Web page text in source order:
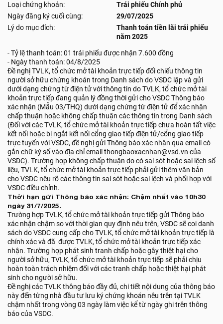
Loại chứng khoán:
Trái phiếu Chính phủ
Ngày đăng ký cuối cùng:
29/07/2025
Lý do mục đích:
Thanh toán tiền lãi trái phiếu
năm 2025
- Tỷ lệ thanh toán: 01 trái phiếu được nhận 7.600 đồng
- Ngày thanh toán: 04/8/2025
Đề nghị TVLK, tổ chức mở tài khoản trực tiếp đối chiếu thông tin
người sở hữu chứng khoán trong Danh sách do VSDC lập và gửi
dưới dạng chứng từ điện tử với thông tin do TVLK, tổ chức mở tài
khoản trực tiếp đang quản lý đồng thời gửi cho VSDC Thông báo
xác nhận (Mẫu 03/THQ) dưới dạng chứng từ điện tử để xác nhận
chấp thuận hoặc không chấp thuận các thông tin trong Danh sách
(Đối với các TVLK, tổ chức mở tài khoản trực tiếp chưa hoàn tất việc
kết nối hoặc bị ngắt kết nối cổng giao tiếp điện tử/cổng giao tiếp
trực tuyến với VSDC, đề nghị gửi Thông báo xác nhận qua email có
gắn chữ ký số vào địa chỉ email thongbaoxacnhan@vsd.vn của
VSDC). Trường hợp không chấp thuận do có sai sót hoặc sai lệch số
liệu, TVLK, tổ chức mở tài khoản trực tiếp phải gửi thêm văn bản
cho VSDC nêu rõ các thông tin sai sót hoặc sai lệch và phối hợp với
VSDC điều chỉnh.
Thời hạn gửi Thông báo xác nhận: Chậm nhất vào 10h30
ngày 31/7/2025.
Trường hợp TVLK, tổ chức mở tài khoản trực tiếp gửi Thông báo
xác nhận chậm so với thời gian quy định nêu trên, VSDC sẽ coi danh
sách do VSDC cung cấp cho TVLK, tổ chức mở tài khoản trực tiếp là
chính xác và đã được TVLK, tổ chức mở tài khoản trực tiếp xác
nhận. Trường hợp phát sinh tranh chấp hoặc gây thiệt hại cho
người sở hữu, TVLK, tổ chức mở tài khoản trực tiếp sẽ phải chịu
hoàn toàn trách nhiệm đối với các tranh chấp hoặc thiệt hại phát
sinh cho người sở hữu.
Đề nghị các TVLK thông báo đầy đủ, chi tiết nội dung của thông báo
này đến từng nhà đầu tư lưu ký chứng khoán nêu trên tại TVLK
chậm nhất trong vòng 03 ngày làm việc kể từ ngày ghi trên thông
báo của VSDC.